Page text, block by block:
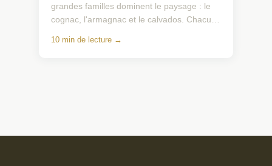
grandes familles dominent le paysage : le
cognac, l'armagnac et le calvados. Chacun
10 min de lecture →